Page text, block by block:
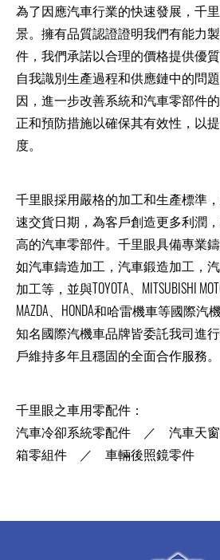
為了因應汽車行業的快速發展，千
景。擁有品質認證證明我們有能力
件，我們承諾以合理的價格提供優
自我識別生產過程和供應鏈中的問
因，進一步改善系統和汽車零部件
正和預防措施以確保其有效性，以
度。
千里眼採用嚴格的加工和生產標準
速交貨日期，為客戶創造更多利潤
高的汽車零部件。千里眼具備專業
如汽車鑄造加工，汽車鍛造加工，
加工等，並與TOYOTA、MITSUBISHI
MAZDA、HONDA和哈雷機車等國際
知名國際汽機車品牌皆委託我司進
戶維持多年且穩固的全面合作服務。
千里眼之車用零配件：
汽車冷卻系統零配件 ／ 汽車天
箱零組件 ／ 車輛後照鏡零件